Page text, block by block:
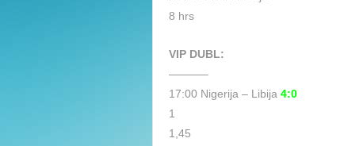
8 hrs
VIP DUBL:
———–
17:00 Nigerija – Libija 4:0
1
1,45